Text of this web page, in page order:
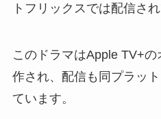
トフリックスでは配信さ
このドラマはApple TV+
作され、配信も同プラッ
ています。